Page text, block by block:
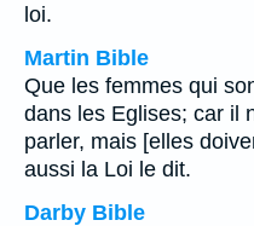
loi.
Martin Bible
Que les femmes qui
dans les Eglises; car il
parler, mais [elles
aussi la Loi le dit.
Darby Bible